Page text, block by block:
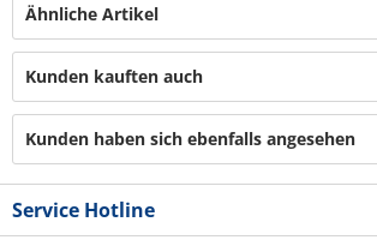
Ähnliche Artikel
Kunden kauften auch
Kunden haben sich ebenfalls angesehen
Service Hotline